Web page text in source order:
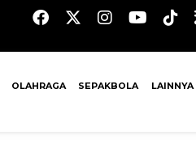
OLAHRAGA SEPAKBOLA LAINNYA